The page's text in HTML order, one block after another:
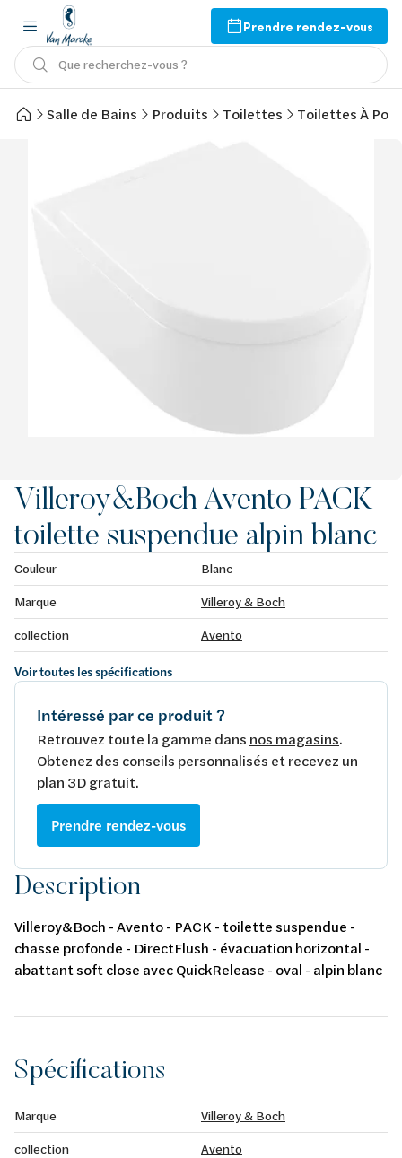
Prendre rendez-vous
Que recherchez-vous ?
Salle de Bains Produits Toilettes Toilettes À
Villeroy&Boch Avento PACK
toilette suspendue alpin blanc
Couleur
Blanc
Marque
Villeroy & Boch
collection
Avento
Voir toutes les spécifications
Intéressé par ce produit ?
Retrouvez toute la gamme dans nos magasins.
Obtenez des conseils personnalisés et recevez un
plan 3D gratuit.
Prendre rendez-vous
Description
Villeroy&Boch - Avento - PACK - toilette suspendue -
chasse profonde - DirectFlush - évacuation horizontal -
abattant soft close avec QuickRelease - oval - alpin blanc
Spécifications
Marque
Villeroy & Boch
collection
Avento